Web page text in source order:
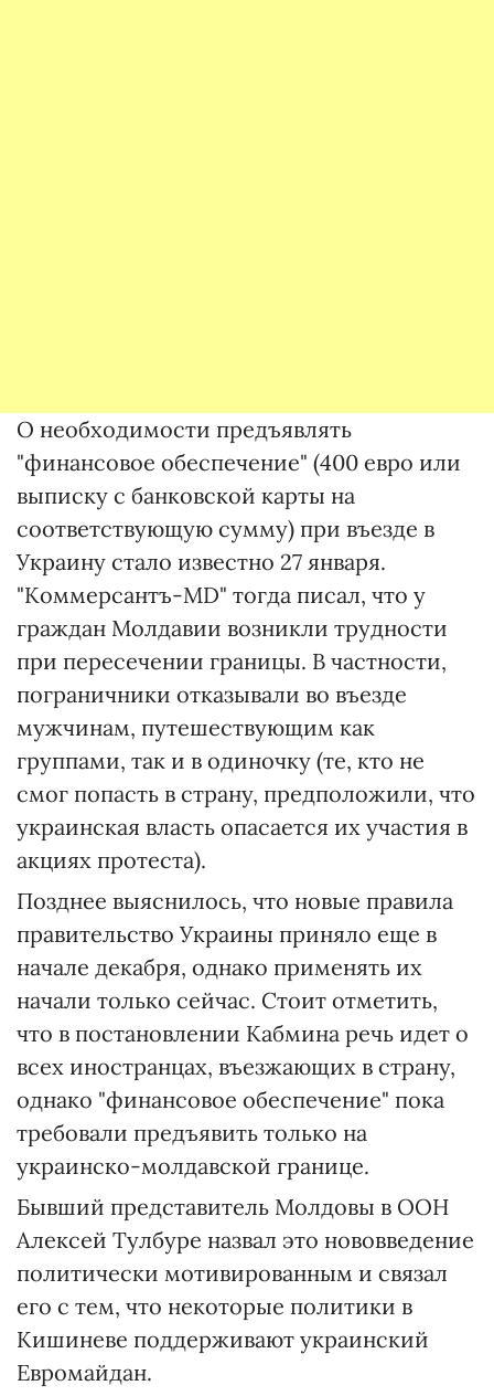
О необходимости предъявлять
"финансовое обеспечение" (400 евро или
выписку с банковской карты на
соответствующую сумму) при въезде в
Украину стало известно 27 января.
"Коммерсантъ-MD" тогда писал, что у
граждан Молдавии возникли трудности
при пересечении границы. В частности,
пограничники отказывали во въезде
мужчинам, путешествующим как
группами, так и в одиночку (те, кто не
смог попасть в страну, предположили, что
украинская власть опасается их участия в
акциях протеста).
Позднее выяснилось, что новые правила
правительство Украины приняло еще в
начале декабря, однако применять их
начали только сейчас. Стоит отметить,
что в постановлении Кабмина речь идет о
всех иностранцах, въезжающих в страну,
однако "финансовое обеспечение" пока
требовали предъявить только на
украинско-молдавской границе.
Бывший представитель Молдовы в ООН
Алексей Тулбуре назвал это нововведение
политически мотивированным и связал
его с тем, что некоторые политики в
Кишиневе поддерживают украинский
Евромайдан.